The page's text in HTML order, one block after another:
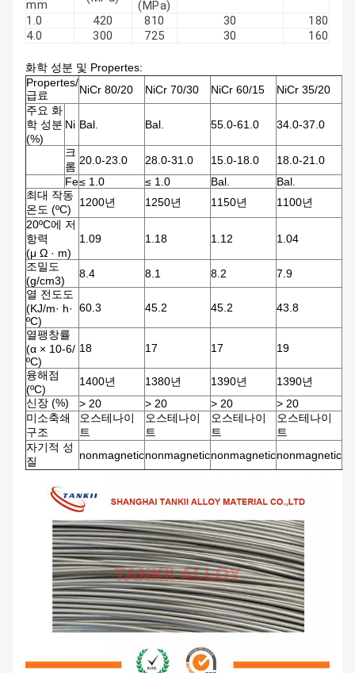
mm
(MPa)
1.0
420 810 30
180
4.0
300 725 30 160
화학 성분 및 Propertes:
Propertes/
급료
NiCr 80/20 NiCr 70/30 NiCr 60/15 NiCr 35/20
주요 화
학 성분
(%)
Ni Bal. Bal. 55.0-61.0 34.0-37.0
크
롬 20.0-23.0 28.0-31.0 15.0-18.0 18.0-21.0
Fe≤ 1.0 ≤ 1.0 Bal. Bal.
최대 작동
온도 (ºC)
1200년 1250년 1150년 1100년
20ºC에 저
항력
(μ Ω · m)
1.09 1.18 1.12 1.04
조밀도
(g/cm3)
8.4 8.1 8.2 7.9
열 전도도
(KJ/m· h·
ºC)
60.3 45.2 45.2 43.8
열팽창률
(α × 10-6/
ºC)
18 17 17 19
융해점
(ºC)
1400년 1380년 1390년 1390년
신장 (%)
> 20 > 20 > 20 > 20
미소축쇄
구조
오스테나이
트
오스테나이
트
오스테나이
트
오스테나이
트
자기적 성
질
nonmagneticnonmagneticnonmagneticnonmagnetic